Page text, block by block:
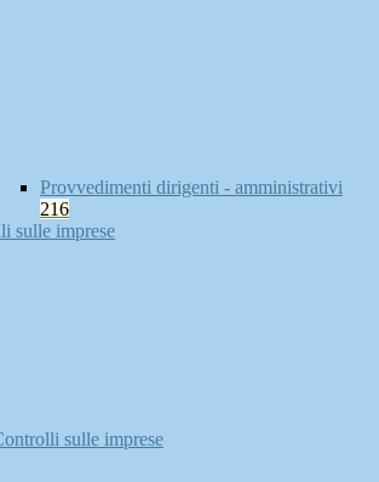
Provvedimenti dirigenti - amministrativi
216
sulle imprese
sulle imprese